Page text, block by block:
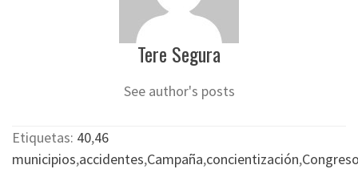
Tere Segura
See author's posts
Etiquetas: 40,46
municipios,accidentes,Campaña,concientización,